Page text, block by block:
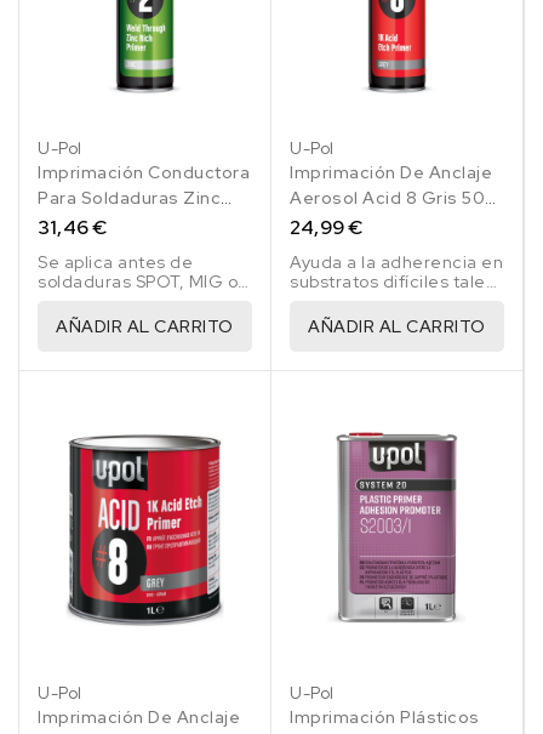
U-Pol
Imprimación Conductora
Para Soldaduras Zinc
Weld 450 Ml
31,46 €
Se aplica antes de
soldaduras SPOT, MIG o
AÑADIR AL CARRITO
U-Pol
Imprimación De Anclaje
Aerosol Acid 8 Gris 500
Ml
24,99 €
Ayuda a la adherencia en
substratos difíciles tales
y aluminio.
AÑADIR AL CARRITO
U-Pol
Imprimación De Anclaje
U-Pol
Imprimación Plásticos